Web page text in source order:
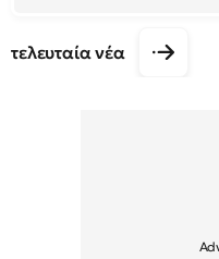
τελευταία νέα